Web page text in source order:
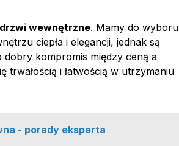
drzwi wewnętrzne. Mamy do wyboru
ciepła i elegancji, jednak są
kompromis między ceną a
i łatwością w utrzymaniu
- porady eksperta